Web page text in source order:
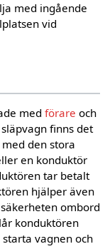
med ingående
vid
med förare och
finns det
den stora
en konduktör
tar betalt
hjälper även
ombord
konduktören
vagnen och